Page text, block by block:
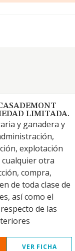
LIMITADA.
y ganadera y
explotación
otra
compra,
de toda clase de
así como el
de las
VER FICHA